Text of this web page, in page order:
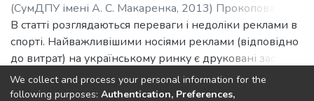
(СумДПУ імені А. С. Макаренка, 2013) Прокопова
Людмила Іванівна;Prokopova Liudmyla Ivanivna;Гученко
Анна Богданівна;Huchenko Anna Bohdanivna
В статті розглядаються переваги і недоліки реклами в
спорті. Найважливішими носіями реклами (відповідно
до витрат) на українському ринку є друковані засоби
масової інформації, телебачення, радіо.
Show more
We collect and process your personal information for the
following purposes: Authentication, Preferences,